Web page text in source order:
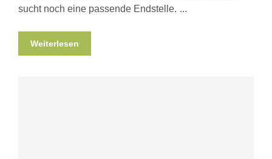
sucht noch eine passende Endstelle.
Weiterlesen